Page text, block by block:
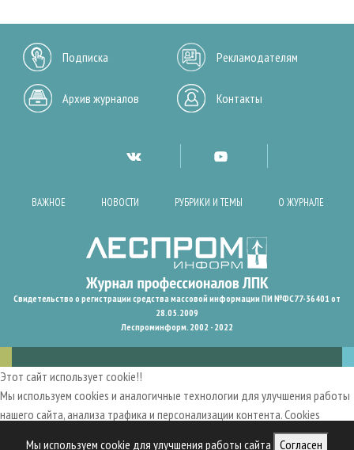
Мы используем cookie для улучшения работы сайта Согласен
Подписка Рекламодателям
Архив журналов Контакты
ВАЖНОЕ НОВОСТИ РУБРИКИ И ТЕМЫ О ЖУРНАЛЕ
Свидетельство о регистрации средства массовой информации ПИ №ФС77-36401 от
28.05.2009
Леспроминформ. 2002 - 2022
Этот сайт использует cookie!!
Мы используем cookies и аналогичные технологии для улучшения работы
нашего сайта, анализа трафика и персонализации контента. Cookies